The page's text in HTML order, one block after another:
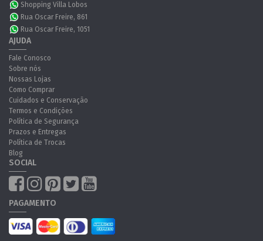
Shopping Villa Lobos
Rua Oscar Freire, 861
Rua Oscar Freire, 1051
AJUDA
Fale Conosco
Sobre nós
Nossas Lojas
Como Comprar
Cuidados e Conservação
Termos e Condições
Política de Segurança
Prazos e Entregas
Política de Trocas
Blog
SOCIAL
PAGAMENTO